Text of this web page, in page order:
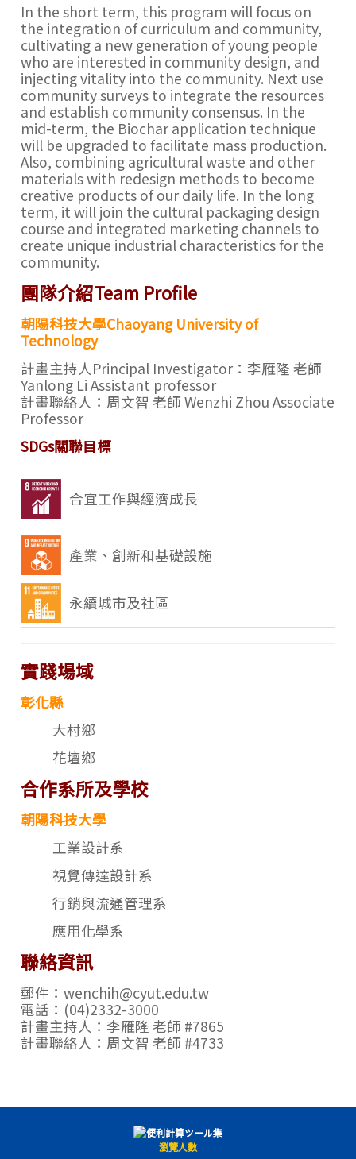
In the short term, this program will focus on
the integration of curriculum and community,
cultivating a new generation of young people
who are interested in community design, and
injecting vitality into the community. Next use
community surveys to integrate the resources
and establish community consensus. In the
mid-term, the Biochar application technique
will be upgraded to facilitate mass production.
Also, combining agricultural waste and other
materials with redesign methods to become
creative products of our daily life. In the long
term, it will join the cultural packaging design
course and integrated marketing channels to
create unique industrial characteristics for the
community.
團隊介紹Team Profile
朝陽科技大學Chaoyang University of
Technology
計畫主持人Principal Investigator： 李雁隆 老師
Yanlong Li Assistant professor
計畫聯絡人： 周文智 老師 Wenzhi Zhou Associate
Professor
SDGs關聯目標
合宜工作與經濟成長
產業、創新和基礎設施
永續城市及社區
實踐場域
彰化縣
大村鄉
花壇鄉
合作系所及學校
朝陽科技大學
工業設計系
視覺傳達設計系
行銷與流通管理系
應用化學系
聯絡資訊
郵件：wenchih@cyut.edu.tw
電話：(04)2332-3000
計畫主持人：李雁隆 老師 #7865
計畫聯絡人：周文智 老師 #4733
瀏覽人數